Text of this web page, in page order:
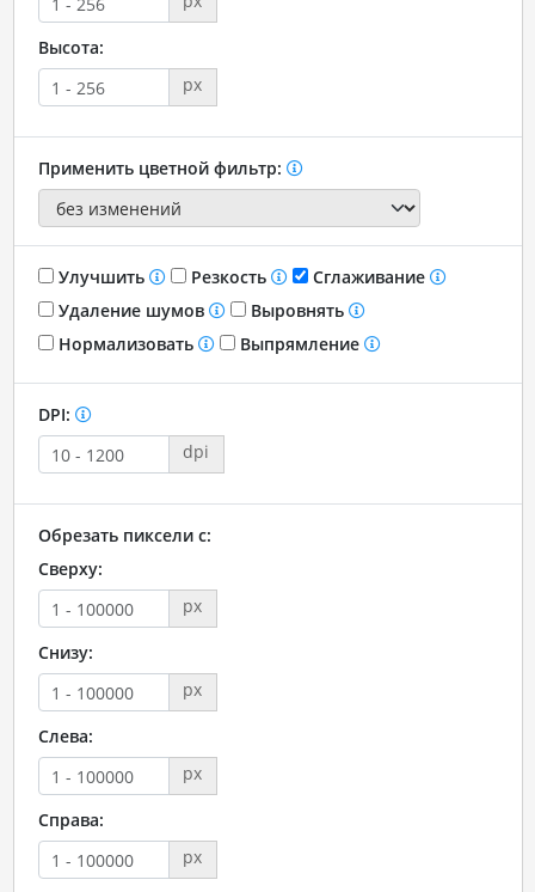
Высота:
px
Применить цветной фильтр:
Улучшить Резкость
Сглаживание
Удаление шумов
Выровнять
Нормализовать
Выпрямление
DPI:
dpi
Обрезать пиксели с:
Сверху:
px
Снизу:
px
Слева:
px
Справа:
px